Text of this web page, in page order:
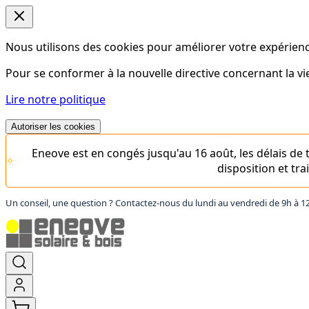
Nous utilisons des cookies pour améliorer votre
Pour se conformer à la nouvelle directive concernant la
Lire notre politique
Autoriser les cookies
Eneove est en congés jusqu'au 16 août, les délais
disposition et
Un conseil, une question ? Contactez-nous du lundi au vendredi de 9h à
Aller
contenu